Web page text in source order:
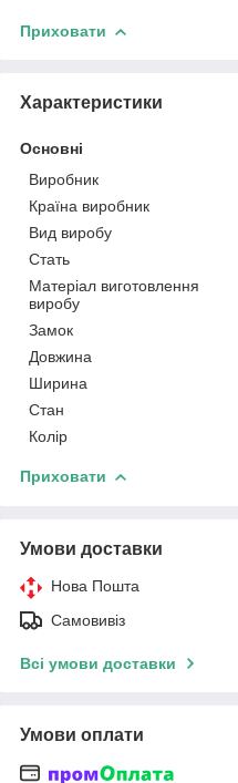
Приховати
Характеристики
Основні
Виробник
Країна виробник
Вид виробу
Стать
Матеріал виготовлення
виробу
Замок
Довжина
Ширина
Стан
Колір
Приховати
Умови доставки
Нова Пошта
Самовивіз
Всі умови доставки
Умови оплати